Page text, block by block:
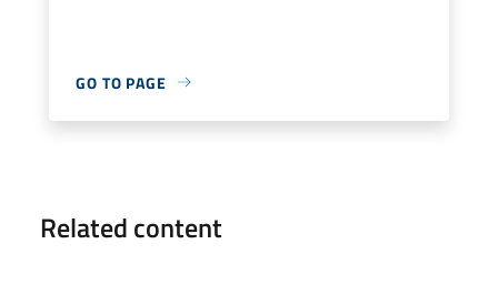
GO TO PAGE
Related content